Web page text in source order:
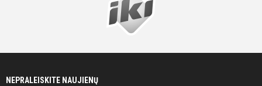
NEPRALEISKITE NAUJIENŲ